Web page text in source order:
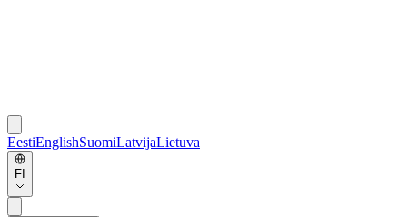
EestiEnglishSuomiLatvijaLietuva
FI